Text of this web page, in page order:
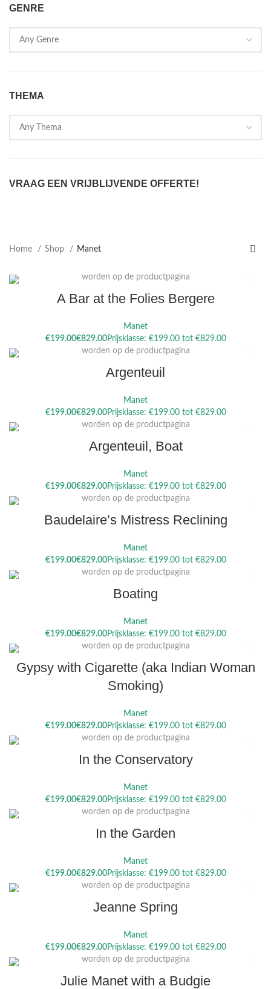
GENRE
THEMA
VRAAG EEN VRIJBLIJVENDE OFFERTE!
Home Shop
Manet
worden op de productpagina
A Bar at the Folies Bergere
Manet
€
€
Dit product heeft meerdere variaties. Deze optie kan gekozen
worden op de productpagina
Argenteuil
Manet
€
€
Dit product heeft meerdere variaties. Deze optie kan gekozen
worden op de productpagina
Argenteuil, Boat
Manet
€
€
Dit product heeft meerdere variaties. Deze optie kan gekozen
worden op de productpagina
Baudelaire’s Mistress Reclining
Manet
€
€
Dit product heeft meerdere variaties. Deze optie kan gekozen
worden op de productpagina
Boating
Manet
€
€
Dit product heeft meerdere variaties. Deze optie kan gekozen
worden op de productpagina
Gypsy with Cigarette (aka Indian Woman
Smoking)
Manet
€
€
Dit product heeft meerdere variaties. Deze optie kan gekozen
worden op de productpagina
In the Conservatory
Manet
€
€
Dit product heeft meerdere variaties. Deze optie kan gekozen
worden op de productpagina
In the Garden
Manet
€
€
Dit product heeft meerdere variaties. Deze optie kan gekozen
worden op de productpagina
Jeanne Spring
Manet
€
€
Dit product heeft meerdere variaties. Deze optie kan gekozen
worden op de productpagina
Julie Manet with a Budgie